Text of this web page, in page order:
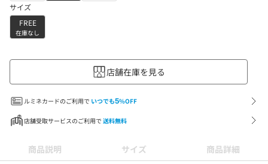
サイズ
FREE
在庫なし
店舗在庫を見る
ルミネカードのご利用で いつでも5%OFF
店舗受取サービスのご利用で 送料無料
商品説明 サイズ 商品詳細